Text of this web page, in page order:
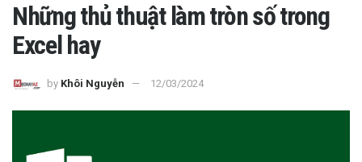
Những thủ thuật làm tròn số trong
Excel hay
by Khôi Nguyễn 12/03/2024